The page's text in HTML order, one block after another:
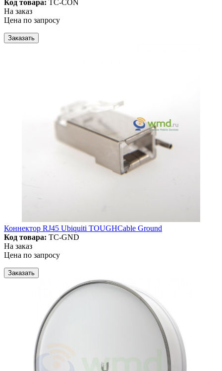
Код товара: TC-CON
На заказ
Цена по запросу
Заказать
Коннектор RJ45 Ubiquiti TOUGHCable Ground
Код товара: TC-GND
На заказ
Цена по запросу
Заказать